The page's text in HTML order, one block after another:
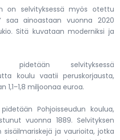
on selvityksessä myös otettu
saa ainoastaan vuonna 2020
Sitä kuvataan moderniksi ja
pidetään selvityksessä
koulu vaatii peruskorjausta,
1,1–1,8 miljoonaa euroa.
Pohjoisseudun koulua,
vuonna 1889. Selvityksen
ja vaurioita, jotka